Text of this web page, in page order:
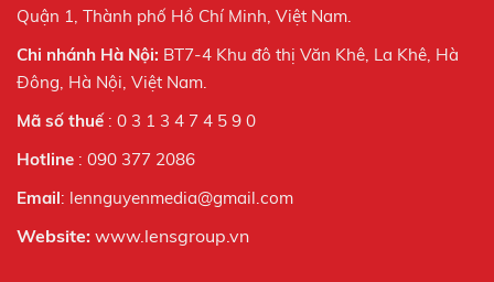
Quận 1, Thành phố Hồ Chí Minh, Việt Nam.
Chi nhánh Hà Nội: BT7-4 Khu đô thị Văn Khê, La Khê, Hà
Đông, Hà Nội, Việt Nam.
Mã số thuế: 0 3 1 3 4 7 4 5 9 0
Hotline : 090 377 2086
Email: lennguyenmedia@gmail.com
Website: www.lensgroup.vn